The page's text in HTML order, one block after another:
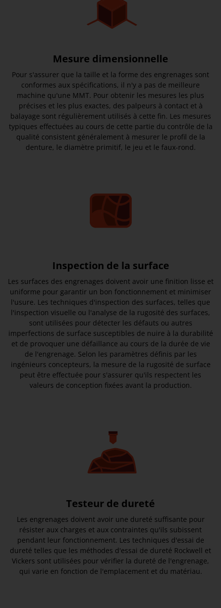
Mesure dimensionnelle
Pour s'assurer que la taille et la forme des engrenages sont
conformes aux spécifications, il n'y a pas de meilleure
machine qu'une MMT. Pour obtenir les mesures les plus
précises et les plus exactes, des palpeurs à contact et à
balayage sont régulièrement utilisés à cette fin. Les mesures
typiques effectuées au cours de cette partie du contrôle de la
qualité consistent généralement à mesurer le profil de la
denture, le diamètre primitif, le jeu et le faux-rond.
Inspection de la surface
Les surfaces des engrenages doivent avoir une finition lisse et
uniforme pour garantir un bon fonctionnement et minimiser
l'usure. Les techniques d'inspection des surfaces, telles que
l'inspection visuelle ou l'analyse de la rugosité des surfaces,
sont utilisées pour détecter les défauts ou autres
imperfections de surface susceptibles de nuire à la durabilité
et de provoquer une défaillance au cours de la durée de vie
de l'engrenage. Selon les paramètres définis par les
ingénieurs concepteurs, la mesure de la rugosité de surface
peut être effectuée pour s'assurer qu'ils respectent les
valeurs de conception fixées avant la production.
Testeur de dureté
Les engrenages doivent avoir une dureté suffisante pour
résister aux charges et aux contraintes qu'ils subissent
pendant leur fonctionnement. Les techniques d'essai de
dureté telles que les méthodes d'essai de dureté Rockwell et
Vickers sont utilisées pour vérifier la dureté de l'engrenage,
qui varie en fonction de l'emplacement et du matériau.